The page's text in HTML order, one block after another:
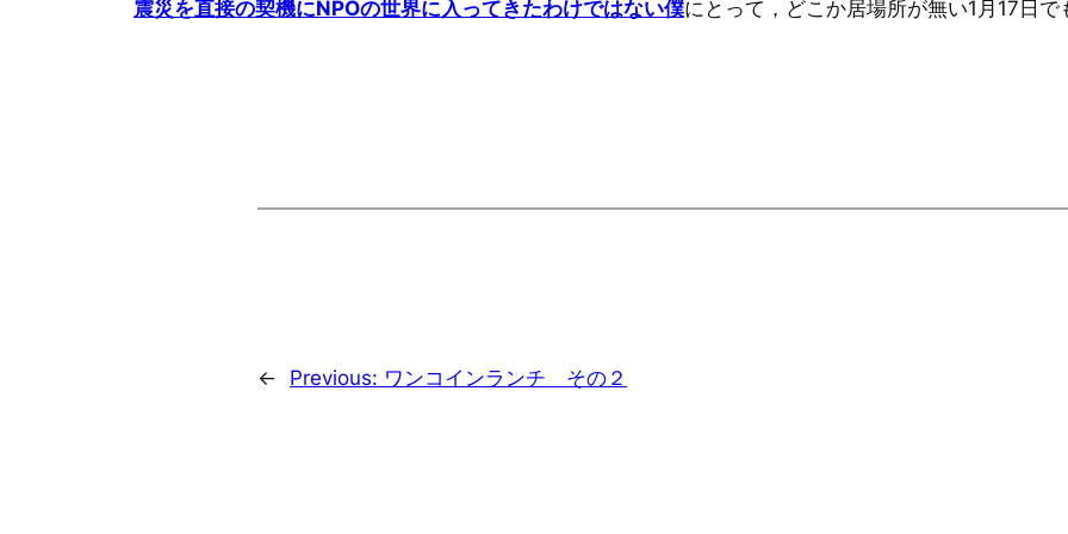
震災を直接の契機にNPOの世界に入ってきたわけではない僕にとって，どこか居場所が無い1月17日で
← Previous: ワンコインランチ その２